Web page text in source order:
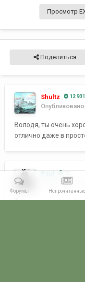
Просмотр
Поделиться
Shultz 12 931
Опубликовано
Володя, ты очень
отлично даже в
Paul 10
Опубликовано
Ты у нас настоящий
Форумы Непрочитанные